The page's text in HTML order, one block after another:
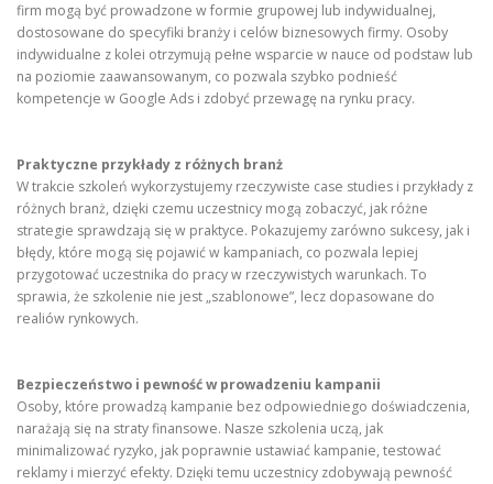
firm mogą być prowadzone w formie grupowej lub indywidualnej,
dostosowane do specyfiki branży i celów biznesowych firmy. Osoby
indywidualne z kolei otrzymują pełne wsparcie w nauce od podstaw lub
na poziomie zaawansowanym, co pozwala szybko podnieść
kompetencje w Google Ads i zdobyć przewagę na rynku pracy.
Praktyczne przykłady z różnych branż
W trakcie szkoleń wykorzystujemy rzeczywiste case studies i przykłady z
różnych branż, dzięki czemu uczestnicy mogą zobaczyć, jak różne
strategie sprawdzają się w praktyce. Pokazujemy zarówno sukcesy, jak i
błędy, które mogą się pojawić w kampaniach, co pozwala lepiej
przygotować uczestnika do pracy w rzeczywistych warunkach. To
sprawia, że szkolenie nie jest „szablonowe”, lecz dopasowane do
realiów rynkowych.
Bezpieczeństwo i pewność w prowadzeniu kampanii
Osoby, które prowadzą kampanie bez odpowiedniego doświadczenia,
narażają się na straty finansowe. Nasze szkolenia uczą, jak
minimalizować ryzyko, jak poprawnie ustawiać kampanie, testować
reklamy i mierzyć efekty. Dzięki temu uczestnicy zdobywają pewność